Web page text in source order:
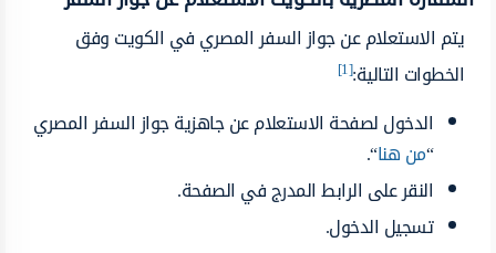
يتم الاستعلام عن جواز السفر المصري في الكويت وفق
الخطوات التالية:[1]
الدخول لصفحة الاستعلام عن جاهزية جواز السفر المصري
“من هنا“.
النقر على الرابط المدرج في الصفحة.
تسجيل الدخول.